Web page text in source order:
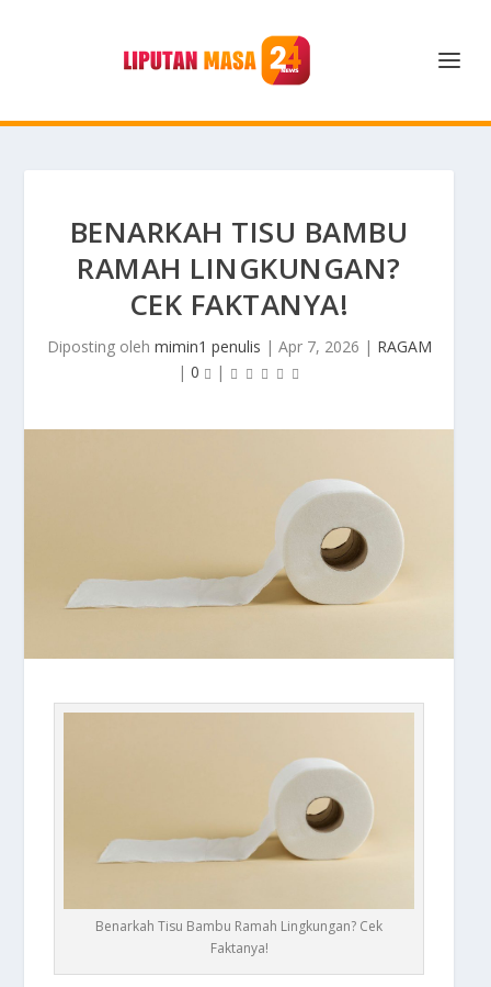
BENARKAH TISU BAMBU
RAMAH LINGKUNGAN?
CEK FAKTANYA!
Diposting oleh mimin1 penulis | Apr 7, 2026 | RAGAM
| 0 |
Benarkah Tisu Bambu Ramah Lingkungan? Cek
Faktanya!